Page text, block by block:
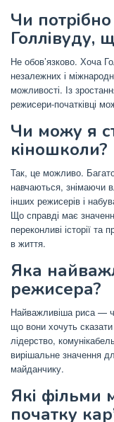
Чи
Голлівуду,
Не обов’язково. Хоча
незалежних і
можливості. Із
режисери-початківці
Чи можу я
кіношколи?
Так, це можливо.
навчаються, знімаючи
інших режисерів і
Що справді має
переконливі історії
в життя.
Яка
режисера?
Найважливіша риса —
що вони хочуть
лідерство,
вирішальне значення
майданчику.
Які фільми
початку